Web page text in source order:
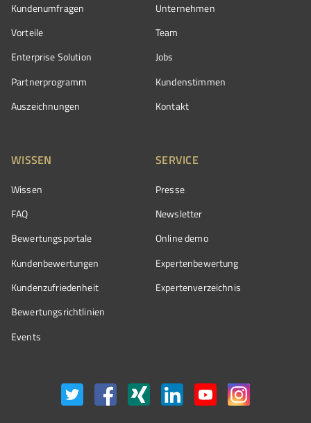
Kundenumfragen
Vorteile
Enterprise Solution
Partnerprogramm
Auszeichnungen
Unternehmen
Team
Jobs
Kundenstimmen
Kontakt
WISSEN
Wissen
FAQ
Bewertungsportale
Kundenbewertungen
Kundenzufriedenheit
Bewertungs­richtlinien
Events
SERVICE
Presse
Newsletter
Online demo
Expertenbewertung
Expertenverzeichnis